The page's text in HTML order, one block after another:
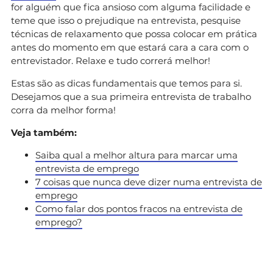
for alguém que fica ansioso com alguma facilidade e
teme que isso o prejudique na entrevista, pesquise
técnicas de relaxamento que possa colocar em prática
antes do momento em que estará cara a cara com o
entrevistador. Relaxe e tudo correrá melhor!
Estas são as dicas fundamentais que temos para si.
Desejamos que a sua primeira entrevista de trabalho
corra da melhor forma!
Veja também:
Saiba qual a melhor altura para marcar uma
entrevista de emprego
7 coisas que nunca deve dizer numa entrevista de
emprego
Como falar dos pontos fracos na entrevista de
emprego?